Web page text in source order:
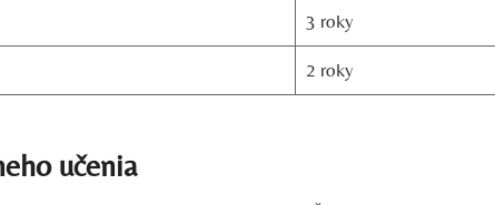
3 roky
2 roky
učenia